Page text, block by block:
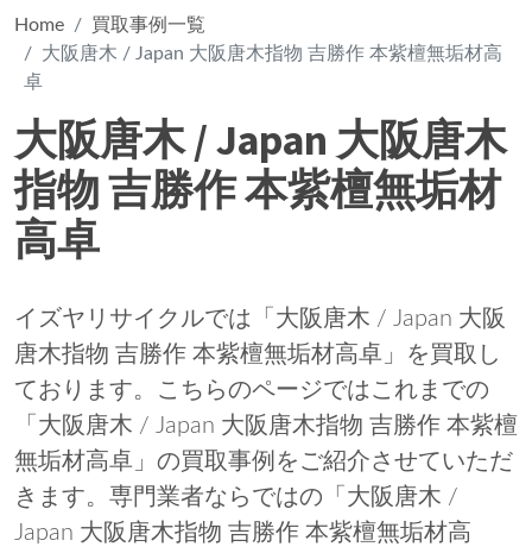
Home
買取事例一覧
大阪唐木 / Japan 大阪唐木指物 吉勝作 本紫檀無垢材高
卓
大阪唐木 / Japan 大阪唐木
指物 吉勝作 本紫檀無垢材
高卓
イズヤリサイクルでは「大阪唐木 / Japan 大阪
唐木指物 吉勝作 本紫檀無垢材高卓」を買取し
ております。こちらのページではこれまでの
「大阪唐木 / Japan 大阪唐木指物 吉勝作 本紫檀
無垢材高卓」の買取事例をご紹介させていただ
きます。専門業者ならではの「大阪唐木 /
Japan 大阪唐木指物 吉勝作 本紫檀無垢材高